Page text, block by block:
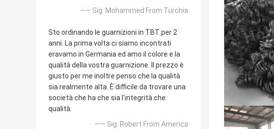
—— Sig. Mohammed From Turchia
Sto ordinando le guarnizioni in TBT per 2
anni. La prima volta ci siamo incontrati
eravamo in Germania ed amo il colore e la
qualità della vostra guarnizione. Il prezzo è
giusto per me inoltre penso che la qualità
sia realmente alta. È difficile da trovare una
società che ha che sia l'integrità che
qualità.
—— Sig. Robert From America